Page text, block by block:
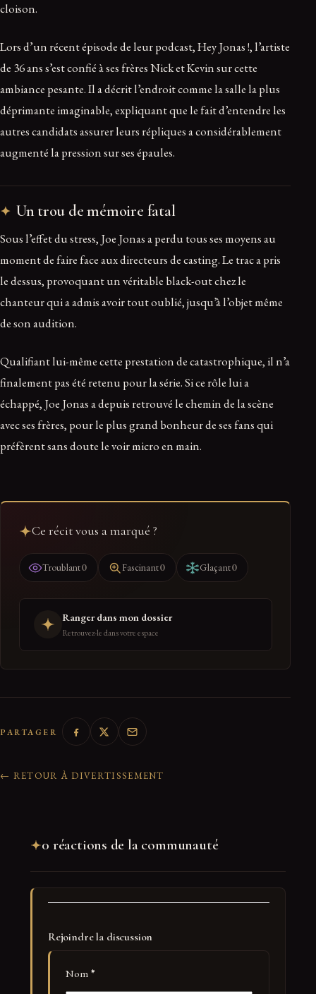
cloison.
Lors d’un récent épisode de leur podcast, Hey Jonas !, l’artiste
de 36 ans s’est confié à ses frères Nick et Kevin sur cette
ambiance pesante. Il a décrit l’endroit comme la salle la plus
déprimante imaginable, expliquant que le fait d’entendre les
autres candidats assurer leurs répliques a considérablement
augmenté la pression sur ses épaules.
Un trou de mémoire fatal
Sous l’effet du stress, Joe Jonas a perdu tous ses moyens au
moment de faire face aux directeurs de casting. Le trac a pris
le dessus, provoquant un véritable black-out chez le
chanteur qui a admis avoir tout oublié, jusqu’à l’objet même
de son audition.
Qualifiant lui-même cette prestation de catastrophique, il n’a
finalement pas été retenu pour la série. Si ce rôle lui a
échappé, Joe Jonas a depuis retrouvé le chemin de la scène
avec ses frères, pour le plus grand bonheur de ses fans qui
préfèrent sans doute le voir micro en main.
Ce récit vous a marqué ?
Troublant0 Fascinant0 Glaçant0
Ranger dans mon dossier
Retrouvez-le dans votre espace
PARTAGER
← RETOUR À DIVERTISSEMENT
0 réactions de la communauté
Rejoindre la discussion
Nom *